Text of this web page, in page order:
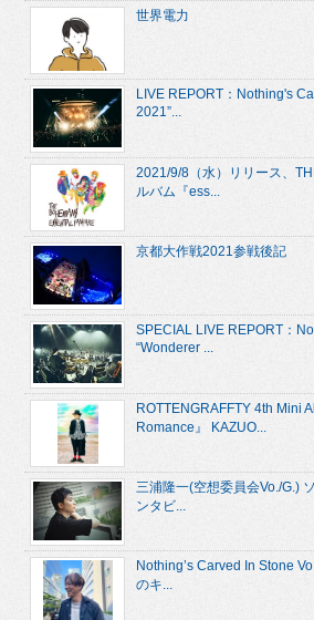
世界電力
LIVE REPORT：Nothing's
2021”...
2021/9/8（水）リリース、
ルバム『ess...
京都大作戦2021参戦後記
SPECIAL LIVE REPORT：
“Wonderer ...
ROTTENGRAFFTY 4th Mini
Romance』 KAZUO...
三浦隆一(空想委員会Vo./G.)
ンタビ...
Nothing’s Carved In Stone
のキ...